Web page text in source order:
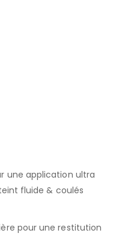
une application ultra
fluide & coulés
pour une restitution